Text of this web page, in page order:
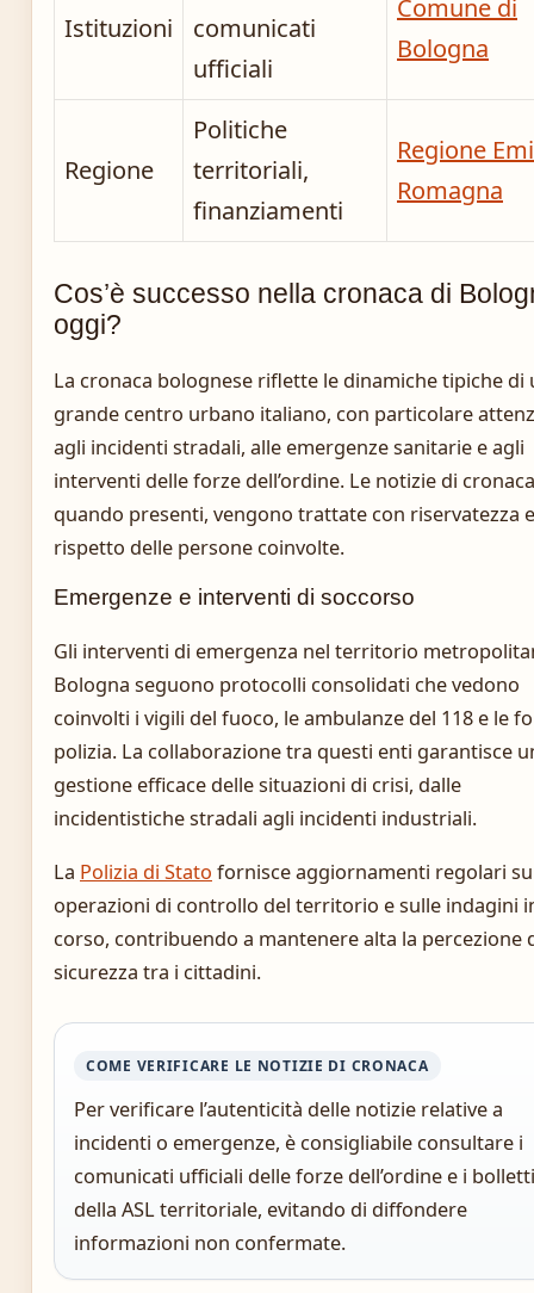
Istituzioni
comunicati
ufficiali
Comune di
Bologna
Regione
Politiche
territoriali,
finanziamenti
Regione
Romagna
Cos’è successo nella cronaca di
oggi?
La cronaca bolognese riflette le dinamiche tipiche di
grande centro urbano italiano, con particolare
agli incidenti stradali, alle emergenze sanitarie e agli
interventi delle forze dell’ordine. Le notizie di
quando presenti, vengono trattate con riservatezza
rispetto delle persone coinvolte.
Emergenze e interventi di soccorso
Gli interventi di emergenza nel territorio
Bologna seguono protocolli consolidati che vedono
coinvolti i vigili del fuoco, le ambulanze del 118 e le
polizia. La collaborazione tra questi enti garantisce
gestione efficace delle situazioni di crisi, dalle
incidentistiche stradali agli incidenti industriali.
La Polizia di Stato fornisce aggiornamenti regolari
operazioni di controllo del territorio e sulle indagini
corso, contribuendo a mantenere alta la percezione
sicurezza tra i cittadini.
COME VERIFICARE LE NOTIZIE DI CRONACA
Per verificare l’autenticità delle notizie relative a
incidenti o emergenze, è consigliabile consultare i
comunicati ufficiali delle forze dell’ordine e i
della ASL territoriale, evitando di diffondere
informazioni non confermate.